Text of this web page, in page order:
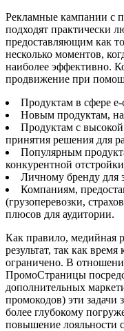
Рекламные кампании с
подходят практически
предоставляющим как
несколько моментов,
наиболее эффективно.
продвижение при
Продуктам в сфере e-
Новым продуктам,
Продуктам с
принятия решения для
Популярным
конкурентной
Личному бренду для
Компаниям,
(грузоперевозки,
плюсов для аудитории.
Как правило, медийная
результат, так как
ограничено. В
ПромоСтраницы
дополнительных
промокодов) эти задачи
более глубокому
повышение лояльности